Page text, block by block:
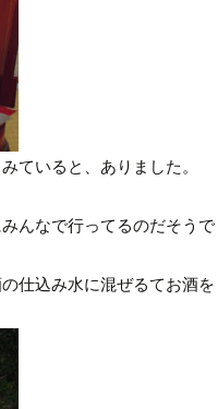
ていると、ありました。
んなで行ってるのだそうで
仕込み水に混ぜるてお酒を